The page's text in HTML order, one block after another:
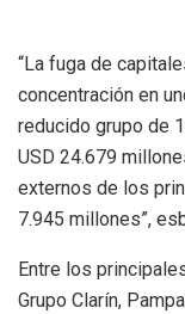
“La fuga de
concentración en
reducido grupo de
USD 24.679
externos de los
7.945 millones”,
Entre los
Grupo Clarín,